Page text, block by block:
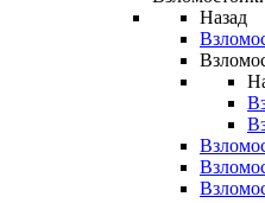
Назад